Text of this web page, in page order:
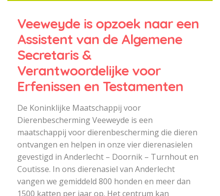
Veeweyde is opzoek naar een
Assistent van de Algemene
Secretaris &
Verantwoordelijke voor
Erfenissen en Testamenten
De Koninklijke Maatschappij voor
Dierenbescherming Veeweyde is een
maatschappij voor dierenbescherming die dieren
ontvangen en helpen in onze vier dierenasielen
gevestigd in Anderlecht – Doornik – Turnhout en
Coutisse. In ons dierenasiel van Anderlecht
vangen we gemiddeld 800 honden en meer dan
1500 katten per jaar op. Het centrum kan